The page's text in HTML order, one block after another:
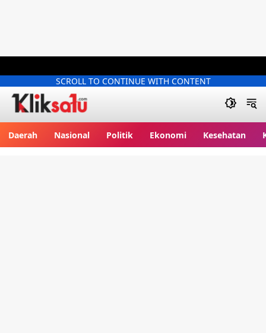
SCROLL TO CONTINUE WITH CONTENT
Daerah Nasional Politik Ekonomi Kesehatan